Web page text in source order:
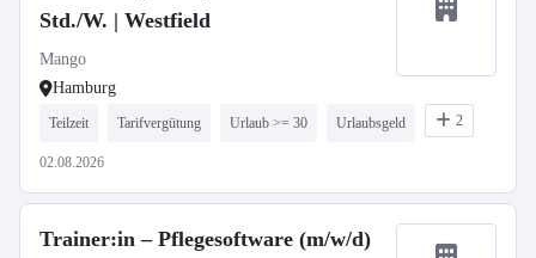
Std./W. | Westfield
Mango
Hamburg
Teilzeit Tarifvergütung Urlaub >= 30 Urlaubsgeld 2
02.08.2026
Trainer:in – Pflegesoftware (m/w/d)